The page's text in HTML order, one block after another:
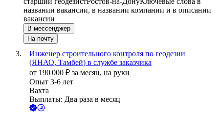
названии вакансии, в названии компании и в описании
вакансии
В мессенджер
На почту
Инженер строительного контроля по геодезии
(ЯНАО, Тамбей) в службе заказчика
от 190 000 ₽ за месяц, на руки
Опыт 3-6 лет
Вахта
Выплаты: Два раза в месяц